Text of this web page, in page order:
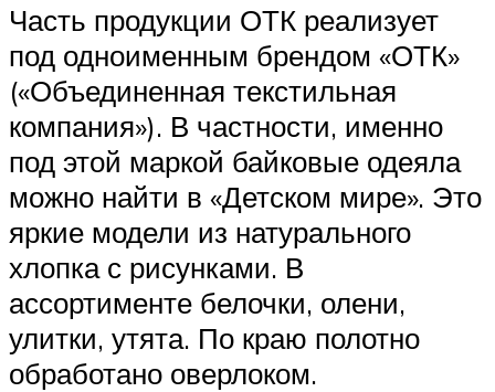
Часть продукции ОТК реализует
под одноименным брендом «ОТК»
(«Объединенная текстильная
компания»). В частности, именно
под этой маркой байковые одеяла
можно найти в «Детском мире». Это
яркие модели из натурального
хлопка с рисунками. В
ассортименте белочки, олени,
улитки, утята. По краю полотно
обработано оверлоком.